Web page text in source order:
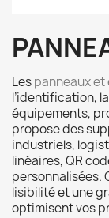
Lespanneaux
l’identification,
équipements,
propose des
industriels,
linéaires, QR
personnalisées.
lisibilité et une
optimisent vos